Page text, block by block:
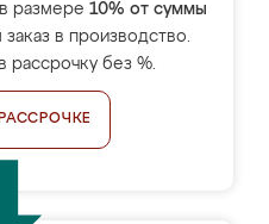
размере 10% от суммы
в производство.
рассрочку без %.